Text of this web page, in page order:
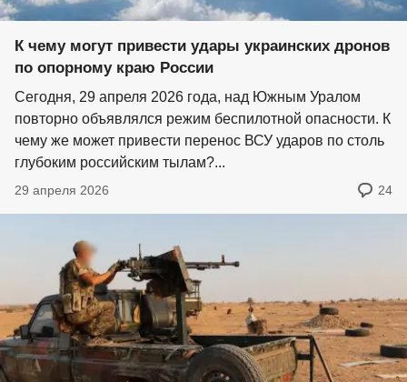
К чему могут привести удары украинских дронов
по опорному краю России
Сегодня, 29 апреля 2026 года, над Южным Уралом
повторно объявлялся режим беспилотной опасности. К
чему же может привести перенос ВСУ ударов по столь
глубоким российским тылам?...
29 апреля 2026 24